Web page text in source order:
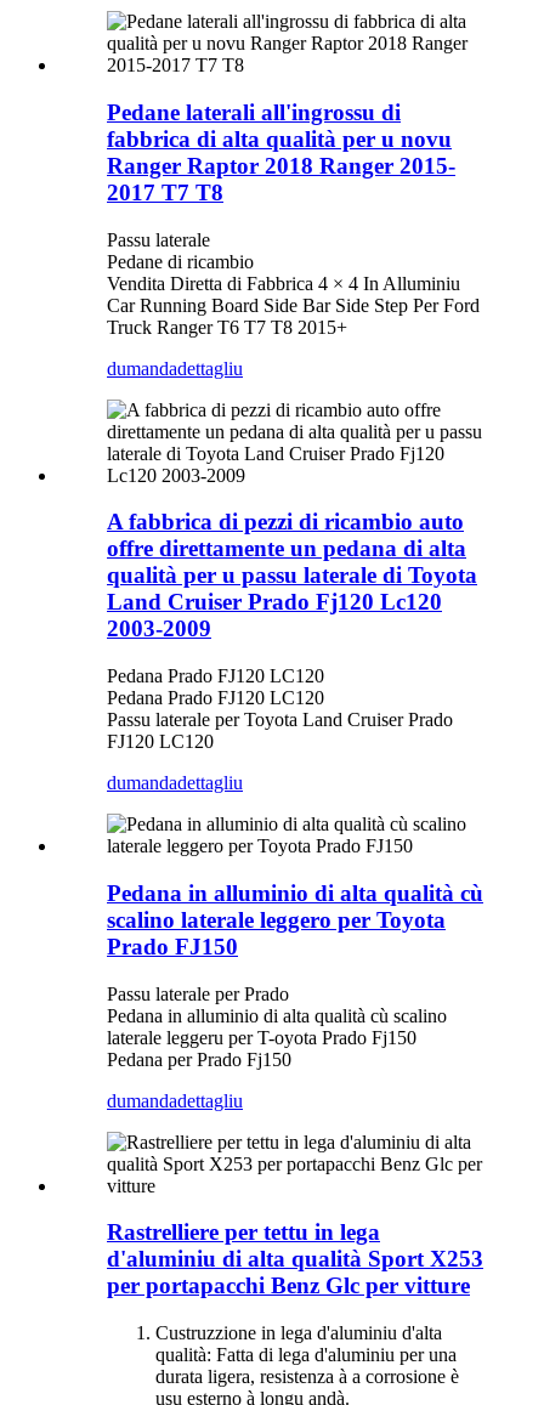
Pedane laterali all'ingrossu di
fabbrica di alta qualità per u novu
Ranger Raptor 2018 Ranger 2015-
2017 T7 T8
Passu laterale
Pedane di ricambio
Vendita Diretta di Fabbrica 4 × 4 In Alluminiu
Car Running Board Side Bar Side Step Per Ford
Truck Ranger T6 T7 T8 2015+
dumandadettagliu
A fabbrica di pezzi di ricambio auto
offre direttamente un pedana di alta
qualità per u passu laterale di Toyota
Land Cruiser Prado Fj120 Lc120
2003-2009
Pedana Prado FJ120 LC120
Pedana Prado FJ120 LC120
Passu laterale per Toyota Land Cruiser Prado
FJ120 LC120
dumandadettagliu
Pedana in alluminio di alta qualità cù
scalino laterale leggero per Toyota
Prado FJ150
Passu laterale per Prado
Pedana in alluminio di alta qualità cù scalino
laterale leggeru per T-oyota Prado Fj150
Pedana per Prado Fj150
dumandadettagliu
Rastrelliere per tettu in lega
d'aluminiu di alta qualità Sport X253
per portapacchi Benz Glc per vitture
Custruzzione in lega d'aluminiu d'alta
qualità: Fatta di lega d'aluminiu per una
durata ligera, resistenza à a corrosione è
usu esterno à longu andà.